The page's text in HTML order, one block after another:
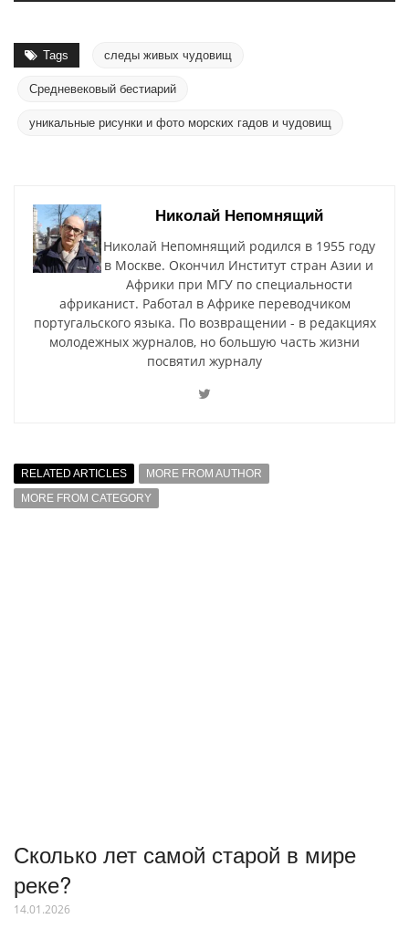
Tags следы живых чудовищ
Средневековый бестиарий
уникальные рисунки и фото морских гадов и чудовищ
Николай Непомнящий
Николай Непомнящий родился в 1955 году
в Москве. Окончил Институт стран Азии и
Африки при МГУ по специальности
африканист. Работал в Африке переводчиком
португальского языка. По возвращении - в редакциях
молодежных журналов, но большую часть жизни
посвятил журналу
RELATED ARTICLES
MORE FROM AUTHOR
MORE FROM CATEGORY
Сколько лет самой старой в мире
реке?
14.01.2026